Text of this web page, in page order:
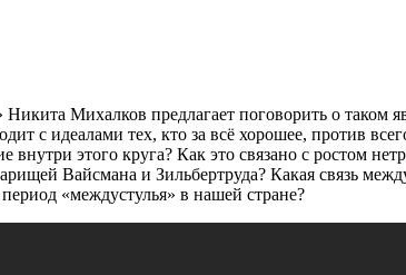
Михалков предлагает поговорить о таком
с идеалами тех, кто за всë хорошее, против
внутри этого круга? Как это связано с ростом
Вайсмана и Зильбертруда? Какая связь
«междустулья» в нашей стране?